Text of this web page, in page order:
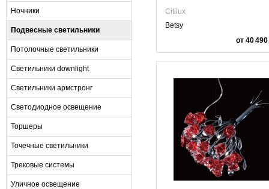
Ночники
Подвесные светильники
Потолочные светильники
Светильники downlight
Светильники армстронг
Светодиодное освещение
Торшеры
Точечные светильники
Трековые системы
Уличное освещение
Citilux
Betsy
от 40